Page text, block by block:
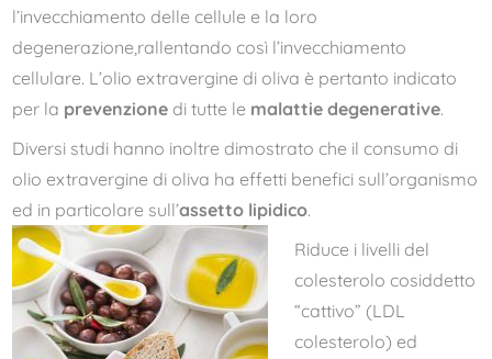
l’invecchiamento delle cellule e la loro
degenerazione,rallentando così l’invecchiamento
cellulare. L’olio extravergine di oliva è pertanto indicato
per la prevenzione di tutte le malattie degenerative.
Diversi studi hanno inoltre dimostrato che il consumo di
olio extravergine di oliva ha effetti benefici sull’organismo
ed in particolare sull’assetto lipidico.
Riduce i livelli del
colesterolo cosiddetto
“cattivo” (LDL
colesterolo) ed